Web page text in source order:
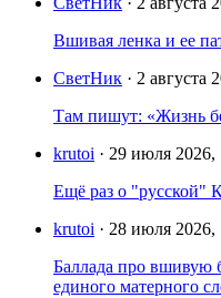
Вшивая ленка и ее
СветНик · 2 августа
Там пишут: «Жизнь
krutoi · 29 июля 2026,
Ещё раз о "русской"
krutoi · 28 июля 2026,
Баллада про вшивую
единого матерного